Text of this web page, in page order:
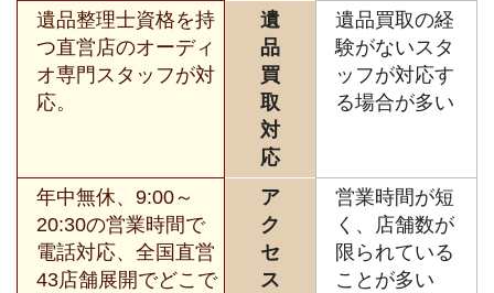
遺品整理士資格を持
つ直営店のオーディ
オ専門スタッフが対
応。
遺
品
買
取
対
応
遺品買取の経
験がないスタ
ッフが対応す
る場合が多い
年中無休、9:00～
20:30の営業時間で
電話対応、全国直営
43店舗展開でどこで
ア
ク
セ
ス
営業時間が短
く、店舗数が
限られている
ことが多い